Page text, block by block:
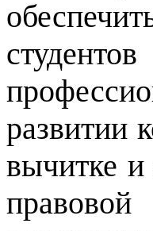
развитии
вычитке и